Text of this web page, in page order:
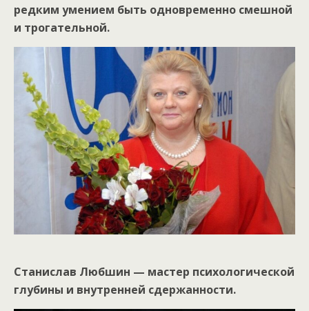
редким умением быть одновременно смешной
и трогательной.
Станислав Любшин — мастер психологической
глубины и внутренней сдержанности.